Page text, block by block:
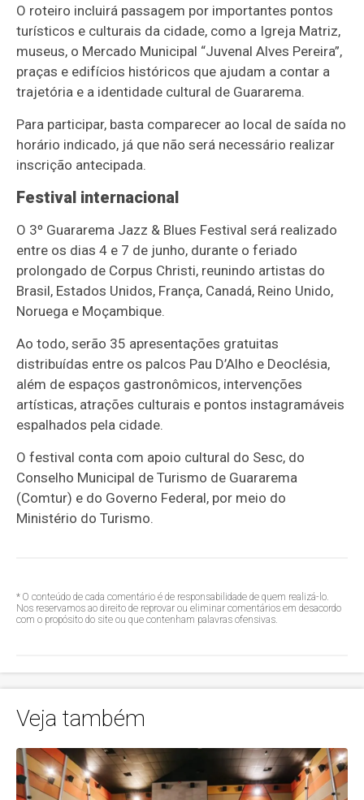
O roteiro incluirá passagem por importantes pontos
turísticos e culturais da cidade, como a Igreja Matriz,
museus, o Mercado Municipal “Juvenal Alves Pereira”,
praças e edifícios históricos que ajudam a contar a
trajetória e a identidade cultural de Guararema.
Para participar, basta comparecer ao local de saída no
horário indicado, já que não será necessário realizar
inscrição antecipada.
Festival internacional
O 3º Guararema Jazz & Blues Festival será realizado
entre os dias 4 e 7 de junho, durante o feriado
prolongado de Corpus Christi, reunindo artistas do
Brasil, Estados Unidos, França, Canadá, Reino Unido,
Noruega e Moçambique.
Ao todo, serão 35 apresentações gratuitas
distribuídas entre os palcos Pau D’Alho e Deoclésia,
além de espaços gastronômicos, intervenções
artísticas, atrações culturais e pontos instagramáveis
espalhados pela cidade.
O festival conta com apoio cultural do Sesc, do
Conselho Municipal de Turismo de Guararema
(Comtur) e do Governo Federal, por meio do
Ministério do Turismo.
* O conteúdo de cada comentário é de responsabilidade de quem realizá-lo.
Nos reservamos ao direito de reprovar ou eliminar comentários em desacordo
com o propósito do site ou que contenham palavras ofensivas.
Veja também